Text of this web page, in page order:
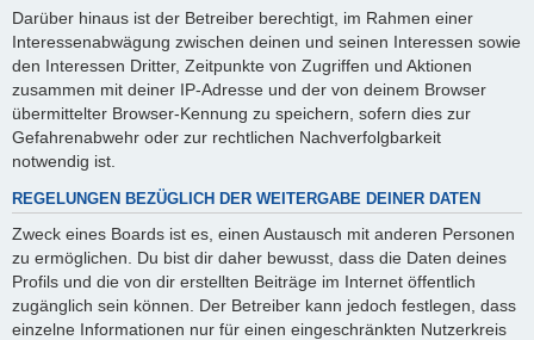
Darüber hinaus ist der Betreiber berechtigt, im Rahmen einer
Interessenabwägung zwischen deinen und seinen Interessen sowie
den Interessen Dritter, Zeitpunkte von Zugriffen und Aktionen
zusammen mit deiner IP-Adresse und der von deinem Browser
übermittelter Browser-Kennung zu speichern, sofern dies zur
Gefahrenabwehr oder zur rechtlichen Nachverfolgbarkeit
notwendig ist.
REGELUNGEN BEZÜGLICH DER WEITERGABE DEINER DATEN
Zweck eines Boards ist es, einen Austausch mit anderen Personen
zu ermöglichen. Du bist dir daher bewusst, dass die Daten deines
Profils und die von dir erstellten Beiträge im Internet öffentlich
zugänglich sein können. Der Betreiber kann jedoch festlegen, dass
einzelne Informationen nur für einen eingeschränkten Nutzerkreis